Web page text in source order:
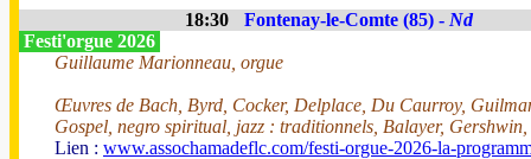
18:30 Fontenay-le-Comte (85) - Nd
Festi'orgue 2026
Guillaume Marionneau, orgue
Œuvres de Bach, Byrd, Cocker, Delplace, Du Caurroy,
Gospel, negro spiritual, jazz : traditionnels, Balayer, Gershwin,
Lien : www.assochamadeflc.com/festi-orgue-2026-la-